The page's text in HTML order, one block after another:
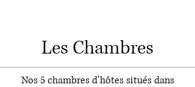
Les Chambres
Nos 5 chambres d'hôtes situés dans